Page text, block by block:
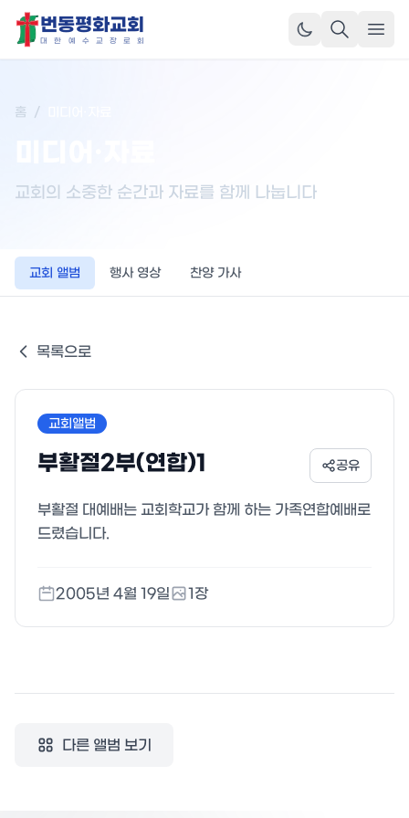
번동평화교회
대 한 예 수 교 장 로 회
메뉴
홈 /
교회의 소중한 순간과 자료를 함께 나눕니다
교회 앨범 행사 영상 찬양 가사
목록으로
교회앨범
부활절2부(연합)1 공유
부활절 대예배는 교회학교가 함께 하는 가족연합예배로
드렸습니다.
2005년 4월 19일 1 장
다른 앨범 보기